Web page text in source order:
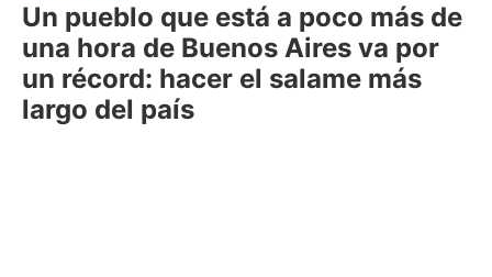
Un pueblo que está a poco más de
una hora de Buenos Aires va por
un récord: hacer el salame más
largo del país